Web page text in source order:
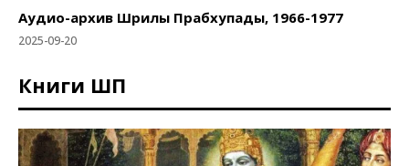
Аудио-архив Шрилы Прабхупады, 1966-1977
2025-09-20
Книги ШП